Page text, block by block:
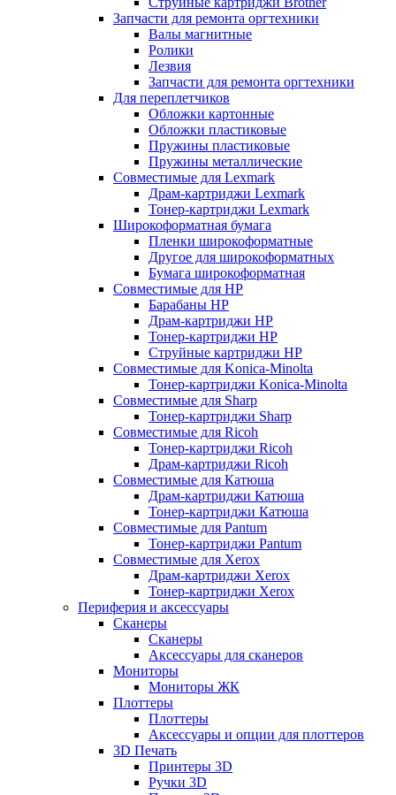
Запчасти для ремонта оргтехники
Валы магнитные
Ролики
Лезвия
Запчасти для ремонта оргтехники
Для переплетчиков
Обложки картонные
Обложки пластиковые
Пружины пластиковые
Пружины металлические
Совместимые для Lexmark
Драм-картриджи Lexmark
Тонер-картриджи Lexmark
Широкоформатная бумага
Пленки широкоформатные
Другое для широкоформатных
Бумага широкоформатная
Совместимые для HP
Барабаны HP
Драм-картриджи HP
Тонер-картриджи HP
Струйные картриджи HP
Совместимые для Konica-Minolta
Тонер-картриджи Konica-Minolta
Совместимые для Sharp
Тонер-картриджи Sharp
Совместимые для Ricoh
Тонер-картриджи Ricoh
Драм-картриджи Ricoh
Совместимые для Катюша
Драм-картриджи Катюша
Тонер-картриджи Катюша
Совместимые для Pantum
Тонер-картриджи Pantum
Совместимые для Xerox
Драм-картриджи Xerox
Тонер-картриджи Xerox
Периферия и аксессуары
Сканеры
Сканеры
Аксессуары для сканеров
Мониторы
Мониторы ЖК
Плоттеры
Плоттеры
Аксессуары и опции для плоттеров
3D Печать
Принтеры 3D
Ручки 3D